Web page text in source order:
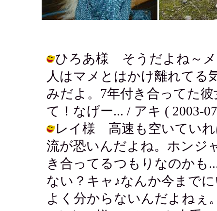
ひろあ様 そうだよね～メ
人はマメとはかけ離れてる
みだよ。7年付き合ってた
て！なげー... / アキ ( 2003-
レイ様 高速も空いていれ
流が恐いんだよね。ホンジ
き合ってるつもりなのかも
ない？キャ♪なんか今まで
よく分からないんだよねぇ